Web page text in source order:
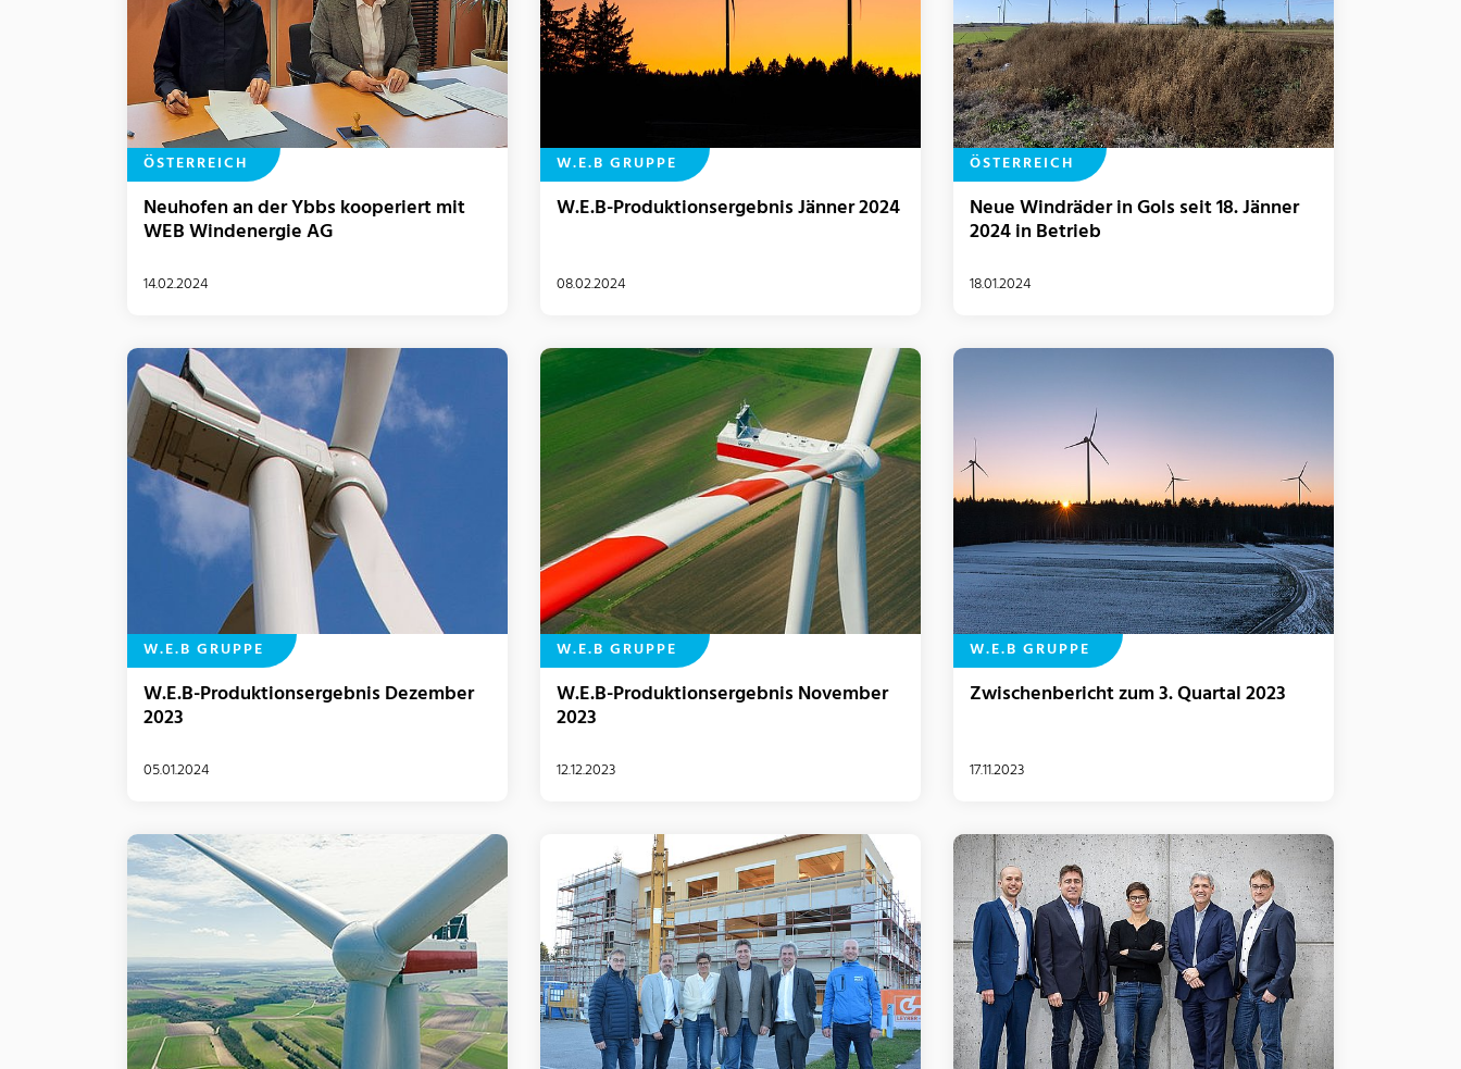
ÖSTERREICH
Neuhofen an der Ybbs kooperiert mit
WEB Windenergie AG
14.02.2024
W.E.B GRUPPE
W.E.B-Produktionsergebnis Jänner 2024
08.02.2024
ÖSTERREICH
Neue Windräder in Gols seit 18. Jänner
2024 in Betrieb
18.01.2024
W.E.B GRUPPE
W.E.B-Produktionsergebnis Dezember
2023
05.01.2024
W.E.B GRUPPE
W.E.B-Produktionsergebnis November
2023
12.12.2023
W.E.B GRUPPE
Zwischenbericht zum 3. Quartal 2023
17.11.2023